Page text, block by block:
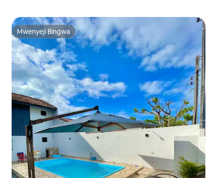
Mwenyeji Bingwa
Mwenyeji Bingwa